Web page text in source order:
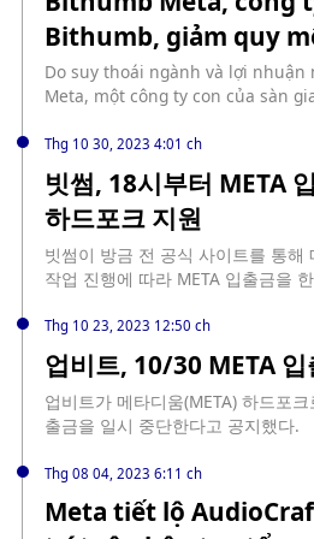
hình mờ vô hình cho Meta AI để
khả năng truy xuất nguồn gốc
của AI trong xã hội ngày càng
đang tích hợp các thành viên
mình vào các bộ phận riêng biệt
các cân nhắc về an toàn AI trực
triển các sản phẩm và công nghệ cốt lõi. Tác
lo ngại từ các vấn đề về quyền
dụng AI. Meta đảm bảo rằng
có trách nhiệm không có nghĩa là
phát triển AI có trách nhiệm.
nghiên cứu tại Meta, đã đưa ra
dụng công nghệ AI, bao gồm
dựa trên giới tính. Việc tái cơ cấu này trùng hợp với sáng
phần của “năm hiệu quả” như
Động thái này được coi là phản
ngày càng tăng của các công cụ
gần đây đã triển khai các công
hình ngôn ngữ lớn nguồn mở
Bithumb, giảm quy
Do suy thoái ngành và lợi nhuận
Meta, một công ty con của sàn
doanh từ tháng 11. Bithumb
đầu tư và thành lập vào tháng 2
đã nhận được khoản đầu tư
công ty liên kết của SK, LG và CJ
vào tháng 8 năm ngoái.
Thg 10 30, 2023 4:01 ch
빗썸, 18시부터 META
하드포크 지원
빗썸이 방금 전 공식 사이트를 통해
작업 진행에 따라 META 입출금을
서 하드포크를 진행하며, 예상 시점
Thg 10 23, 2023 12:50 ch
업비트, 10/30 META
업비트가 메타디움(META) 하드포
출금을 일시 중단한다고 공지했다.
Thg 08 04, 2023 6:11 ch
Meta tiết lộ